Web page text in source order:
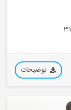
توضیحات